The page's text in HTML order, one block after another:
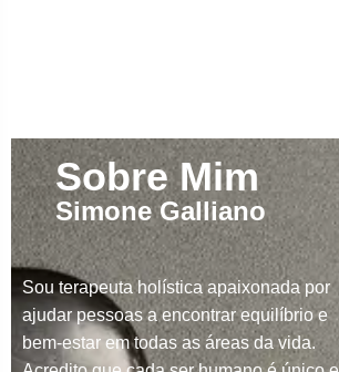
Sobre Mim
Simone Galliano
Sou terapeuta holística apaixonada por
ajudar pessoas a encontrar equilíbrio e
bem-estar em todas as áreas da vida.